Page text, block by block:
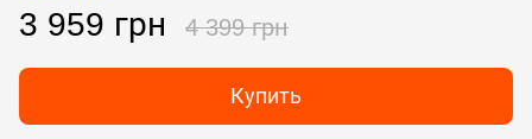
3 959 грн 4 399 грн
Купить